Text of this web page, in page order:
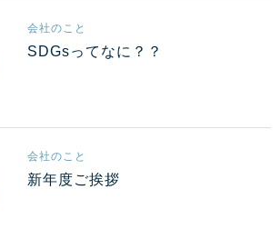
会社のこと
SDGsってなに？？
会社のこと
新年度ご挨拶